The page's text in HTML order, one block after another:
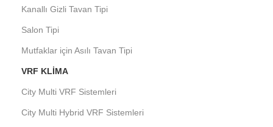
Kanallı Gizli Tavan Tipi
Salon Tipi
Mutfaklar için Asılı Tavan Tipi
VRF KLIMA
City Multi VRF Sistemleri
City Multi Hybrid VRF Sistemleri